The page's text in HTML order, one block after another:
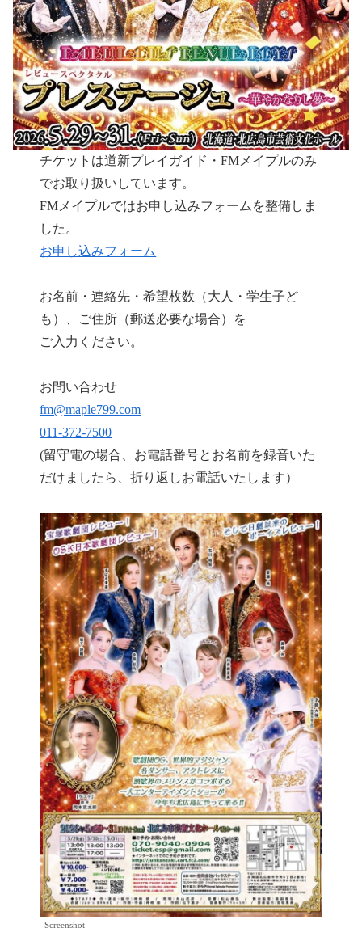
チケットは道新プレイガイド・FMメイプルのみ
でお取り扱いしています。
FMメイプルではお申し込みフォームを整備しま
した。
お申し込みフォーム
お名前・連絡先・希望枚数（大人・学生子ど
も）、ご住所（郵送必要な場合）を
ご入力ください。
お問い合わせ
fm@maple799.com
011-372-7500
(留守電の場合、お電話番号とお名前を録音いた
だけましたら、折り返しお電話いたします）
Screenshot